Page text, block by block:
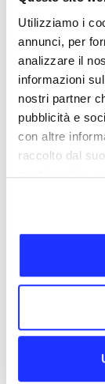
Utilizziamo i
annunci, per
analizzare il
informazioni
nostri partner
pubblicità e
con altre
raccolto dal
nostri cookie
laser.
DETTAGLI
CODICE
CERTIFICAZIONI
SERVIZI DIGITALI